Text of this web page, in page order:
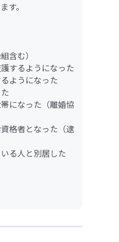
す。
含む）
するようになった
ようになった
になった（離婚協
格者となった（逮
る人と別居した